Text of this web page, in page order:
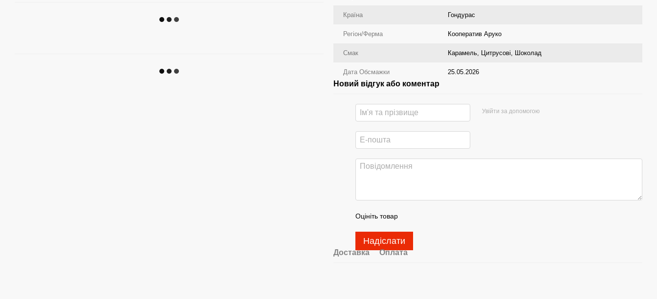
Країна Гондурас
Регіон/Ферма Кооператив Аруко
Смак Карамель, Цитрусові, Шоколад
Дата Обсмажки 25.05.2026
Новий відгук або коментар
Увійти за допомогою
Оцініть товар
Надіслати
Доставка Оплата